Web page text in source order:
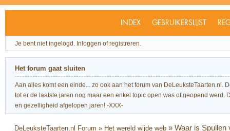
INDEX GEBRUIKERSLIJST
Je bent niet ingelogd. Inloggen of registreren.
Het forum gaat sluiten
Aan alles komt een einde... zo ook aan het forum van
tot er de laatste jaren nog maar een enkel topic open was of geopend
en gezelligheid afgelopen jaren! -XXX-
DeLeuksteTaarten.nl Forum » Het wereld wijde web »Waar is Spullen